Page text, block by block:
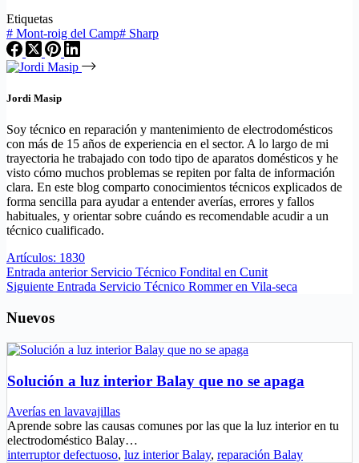
Etiquetas
# Mont-roig del Camp# Sharp
Jordi Masip
Soy técnico en reparación y mantenimiento de electrodomésticos
con más de 15 años de experiencia en el sector. A lo largo de mi
trayectoria he trabajado con todo tipo de aparatos domésticos y he
visto cómo muchos problemas se repiten por falta de información
clara. En este blog comparto conocimientos técnicos explicados de
forma sencilla para ayudar a entender averías, errores y fallos
habituales, y orientar sobre cuándo es recomendable acudir a un
técnico cualificado.
Artículos: 1830
Entrada anterior Servicio Técnico Fondital en Cunit
Siguiente Entrada Servicio Técnico Rommer en Vila-seca
Nuevos
Solución a luz interior Balay que no se apaga
Averías en lavavajillas
Aprende sobre las causas comunes por las que la luz interior en tu
electrodoméstico Balay…
interruptor defectuoso, luz interior Balay, reparación Balay